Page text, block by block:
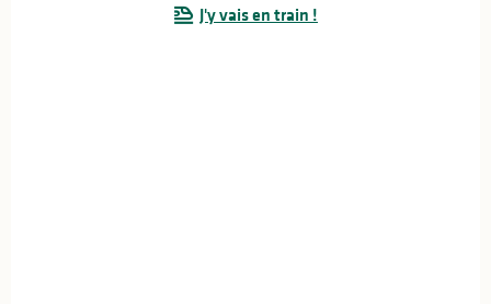
J'y vais en train !